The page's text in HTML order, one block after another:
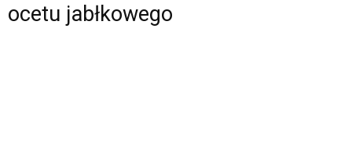
ocetu jabłkowego